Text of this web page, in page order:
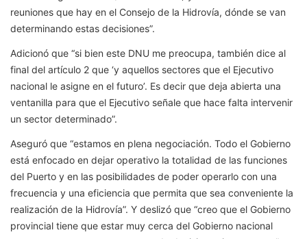
reuniones que hay en el Consejo de la Hidrovía, dónde se van
determinando estas decisiones”.
Adicionó que “si bien este DNU me preocupa, también dice al
final del artículo 2 que ‘y aquellos sectores que el Ejecutivo
nacional le asigne en el futuro’. Es decir que deja abierta una
ventanilla para que el Ejecutivo señale que hace falta intervenir
un sector determinado”.
Aseguró que “estamos en plena negociación. Todo el Gobierno
está enfocado en dejar operativo la totalidad de las funciones
del Puerto y en las posibilidades de poder operarlo con una
frecuencia y una eficiencia que permita que sea conveniente la
realización de la Hidrovía”. Y deslizó que “creo que el Gobierno
provincial tiene que estar muy cerca del Gobierno nacional